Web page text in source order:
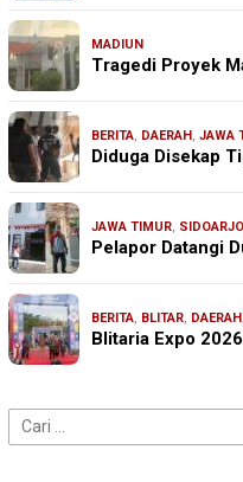
MADIUN
Tragedi Proyek
BERITA, DAERAH , JAWA
Diduga Disekap
JAWA TIMUR, SIDOARJO
Pelapor Datangi
BERITA, BLITAR, DAERAH
Blitaria Expo
Cari
untuk: